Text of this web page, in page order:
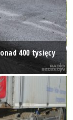
400 tysięcy